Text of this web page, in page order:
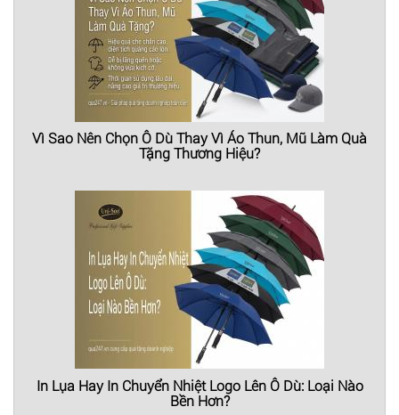
Vì Sao Nên Chọn Ô Dù Thay Vì Áo Thun, Mũ Làm Quà
Tặng Thương Hiệu?
In Lụa Hay In Chuyển Nhiệt Logo Lên Ô Dù: Loại Nào
Bền Hơn?